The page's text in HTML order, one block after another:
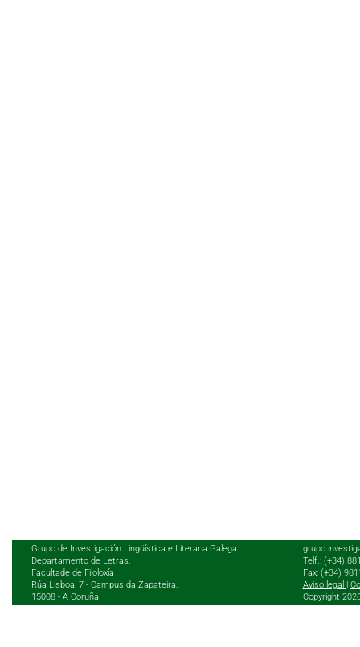
Grupo de Investigación Lingüística e Literaria Galega
Departamento de Letras.
Facultade de Filoloxía
Rúa Lisboa, 7 - Campus da Zapateira,
15008 - A Coruña
Telf.: (+34)
Fax: (+34)
Aviso legal
Copyright